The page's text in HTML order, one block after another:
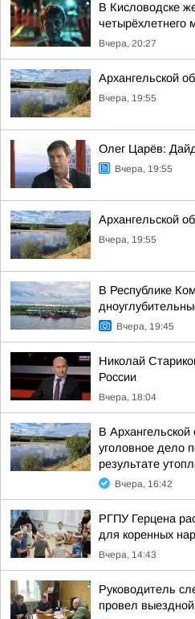
В Кисловодске
четырёхлетнего
Вчера, 20:27
Архангельской
Вчера, 19:55
Олег Царёв:
Вчера, 19:55
Архангельской
Вчера, 19:55
В Республике
Вчера, 19:45
Николай
России
Вчера, 18:04
В
уголовное дело
результате
Вчера, 16:42
РГПУ Герцена
для коренных
Вчера, 14:43
Руководитель
провел